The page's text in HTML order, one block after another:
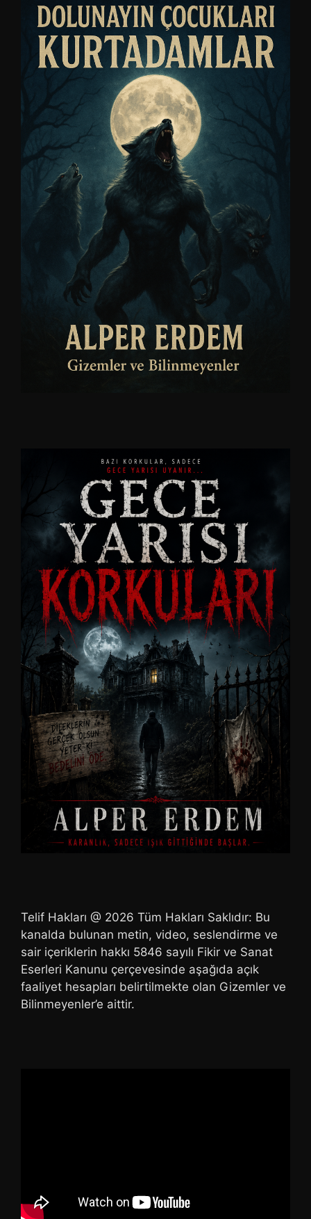
Telif Hakları @ 2026 Tüm Hakları Saklıdır: Bu
kanalda bulunan metin, video, seslendirme ve
sair içeriklerin hakkı 5846 sayılı Fikir ve Sanat
Eserleri Kanunu çerçevesinde aşağıda açık
faaliyet hesapları belirtilmekte olan Gizemler ve
Bilinmeyenler’e aittir.